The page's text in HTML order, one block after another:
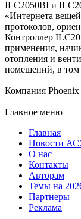
ILC2050BI и
«Интернета
протоколов,
Контроллер
применения,
отопления и
помещений, в
Компания Phoenix
Главное меню
Главная
Новости
О нас
Контакты
Авторам
Темы на
Партнеры
Реклама